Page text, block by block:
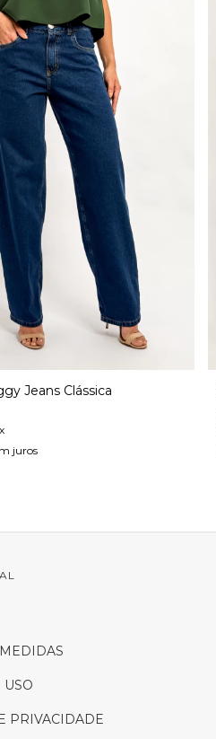
Jeans Clássica
juros
USO
PRIVACIDADE